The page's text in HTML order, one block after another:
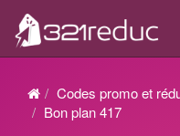
Codes promo et
Bon plan 417